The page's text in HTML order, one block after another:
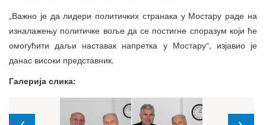
„Важно је да лидери политичких странака у Мостару раде на
изналажењу политичке воље да се постигне споразум који ће
омогућити даљи наставак напретка у Мостару“, изјавио је
данас високи представник.
Галерија слика: